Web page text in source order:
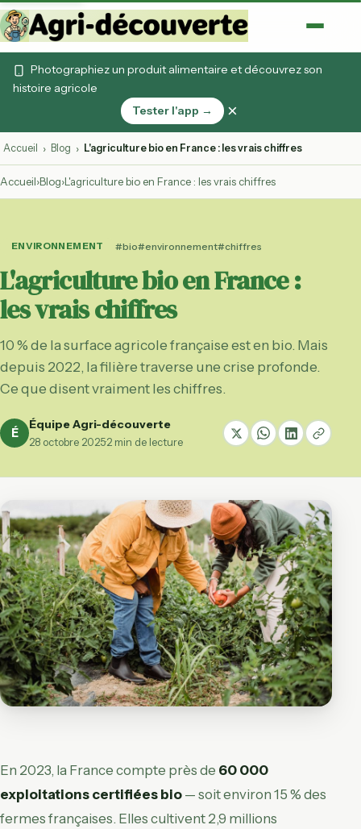
Photographiez un produit alimentaire et découvrez son
histoire agricole
Tester l'app →
×
Accueil › Blog › L'agriculture bio en France : les vrais chiffres
Accueil›Blog›L'agriculture bio en France : les vrais chiffres
ENVIRONNEMENT #bio#environnement#chiffres
L'agriculture bio en France :
les vrais chiffres
10 % de la surface agricole française est en bio. Mais
depuis 2022, la filière traverse une crise profonde.
Ce que disent vraiment les chiffres.
É
Équipe Agri-découverte
28 octobre 2025·2 min de lecture
En 2023, la France compte près de 60 000
exploitations certifiées bio — soit environ 15 % des
fermes françaises. Elles cultivent 2,9 millions